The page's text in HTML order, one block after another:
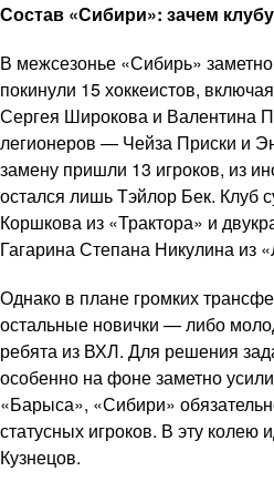
Состав «Сибири»: зачем
В межсезонье «Сибирь»
покинули 15 хоккеистов,
Сергея Широкова и Валентина
легионеров — Чейза Приски и
замену пришли 13 игроков, из
остался лишь Тэйлор Бек. Клуб
Коршкова из «Трактора» и
Гагарина Степана Никулина из
Однако в плане громких
остальные новички — либо
ребята из ВХЛ. Для решения
особенно на фоне заметно
«Барыса», «Сибири»
статусных игроков. В эту колею
Кузнецов.